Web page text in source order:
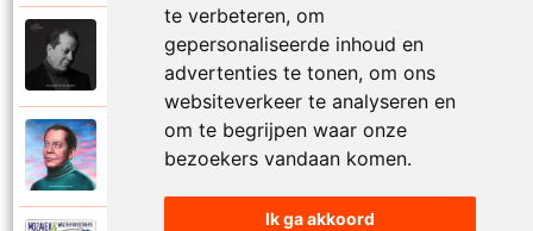
te verbeteren, om
gepersonaliseerde inhoud en
advertenties te tonen, om ons
websiteverkeer te analyseren en
om te begrijpen waar onze
bezoekers vandaan komen.
Ik ga akkoord
Walter Grootaers
Plaats in je hart
Walter Grootaers
Que je t aime